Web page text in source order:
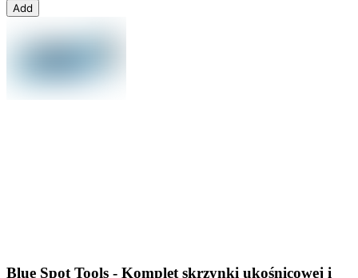
Add
Blue Spot Tools - Komplet skrzynki ukośnicowej i